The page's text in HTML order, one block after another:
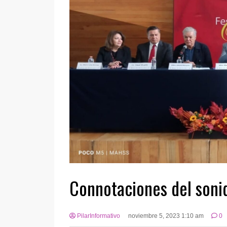
Connotaciones del
PilarInformativo noviembre 5, 2023 1:10 am 0